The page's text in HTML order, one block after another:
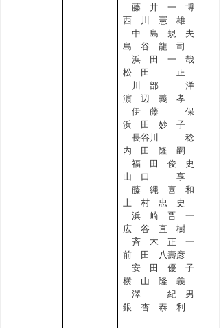
藤 井 一 博
西 川 憲 雄
中 島 規 夫
島 谷 龍 司
浜 田 一 哉
松 田 正
川 部 洋
濵 辺 義 孝
伊 藤 保
浜 田 妙 子
長谷川 稔
内 田 隆 嗣
福 田 俊 史
山 口 享
藤 縄 喜 和
上 村 忠 史
浜 崎 晋 一
広 谷 直 樹
斉 木 正 一
前 田 八壽彦
安 田 優 子
横 山 隆 義
澤 紀 男
銀 杏 泰 利